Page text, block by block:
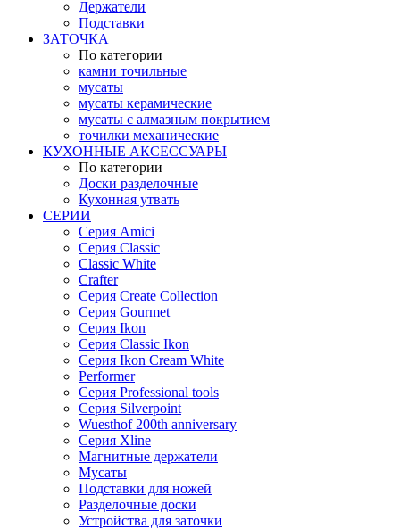
Держатели
Подставки
ЗАТОЧКА
По категории
камни точильные
мусаты
мусаты керамические
мусаты с алмазным покрытием
точилки механические
КУХОННЫЕ АКСЕССУАРЫ
По категории
Доски разделочные
Кухонная утвать
СЕРИИ
Серия Amici
Серия Classic
Classic White
Crafter
Серия Create Collection
Серия Gourmet
Серия Ikon
Серия Classic Ikon
Серия Ikon Cream White
Performer
Серия Professional tools
Серия Silverpoint
Wuesthof 200th anniversary
Серия Xline
Магнитные держатели
Мусаты
Подставки для ножей
Разделочные доски
Устройства для заточки